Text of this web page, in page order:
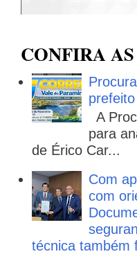
CONFIRA
A
para
de Érico Car...
Com
com
técnica também